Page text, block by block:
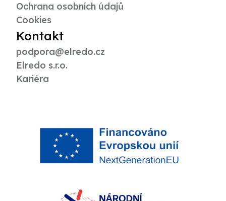
Ochrana osobních údajů
Cookies
Kontakt
podpora@elredo.cz
Elredo s.r.o.
Kariéra